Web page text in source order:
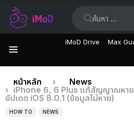
iMoD Drive Max
เรื่อง
ล่าสุด
คุณอยู่ที่นี่:
หน้าหลัก
News
iPhone 6, 6 Plus แก้สัญญาณหาย
อัปเดต iOS 8.0.1 (ข้อมูลไม่หาย)
HOW TO NEWS